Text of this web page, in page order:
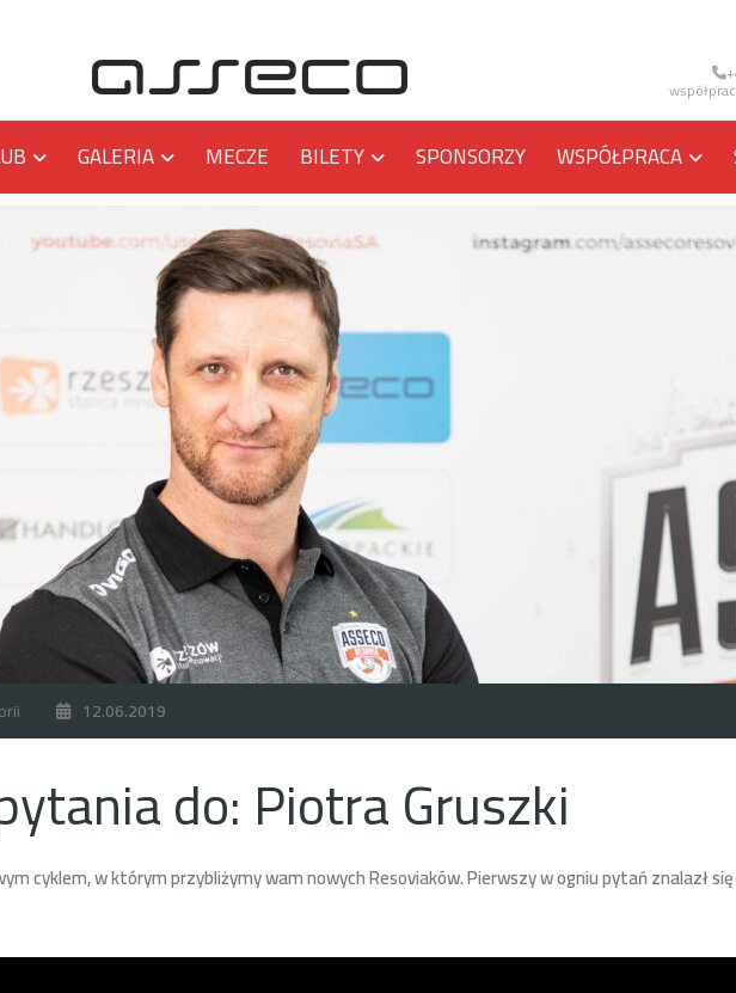
GALERIA MECZE BILETY SPONSORZY WSPÓŁPRACA
12.06.2019
do: Piotra Gruszki
cyklem, w którym przybliżymy wam nowych Resoviaków. Pierwszy w ogniu pytań znalazł